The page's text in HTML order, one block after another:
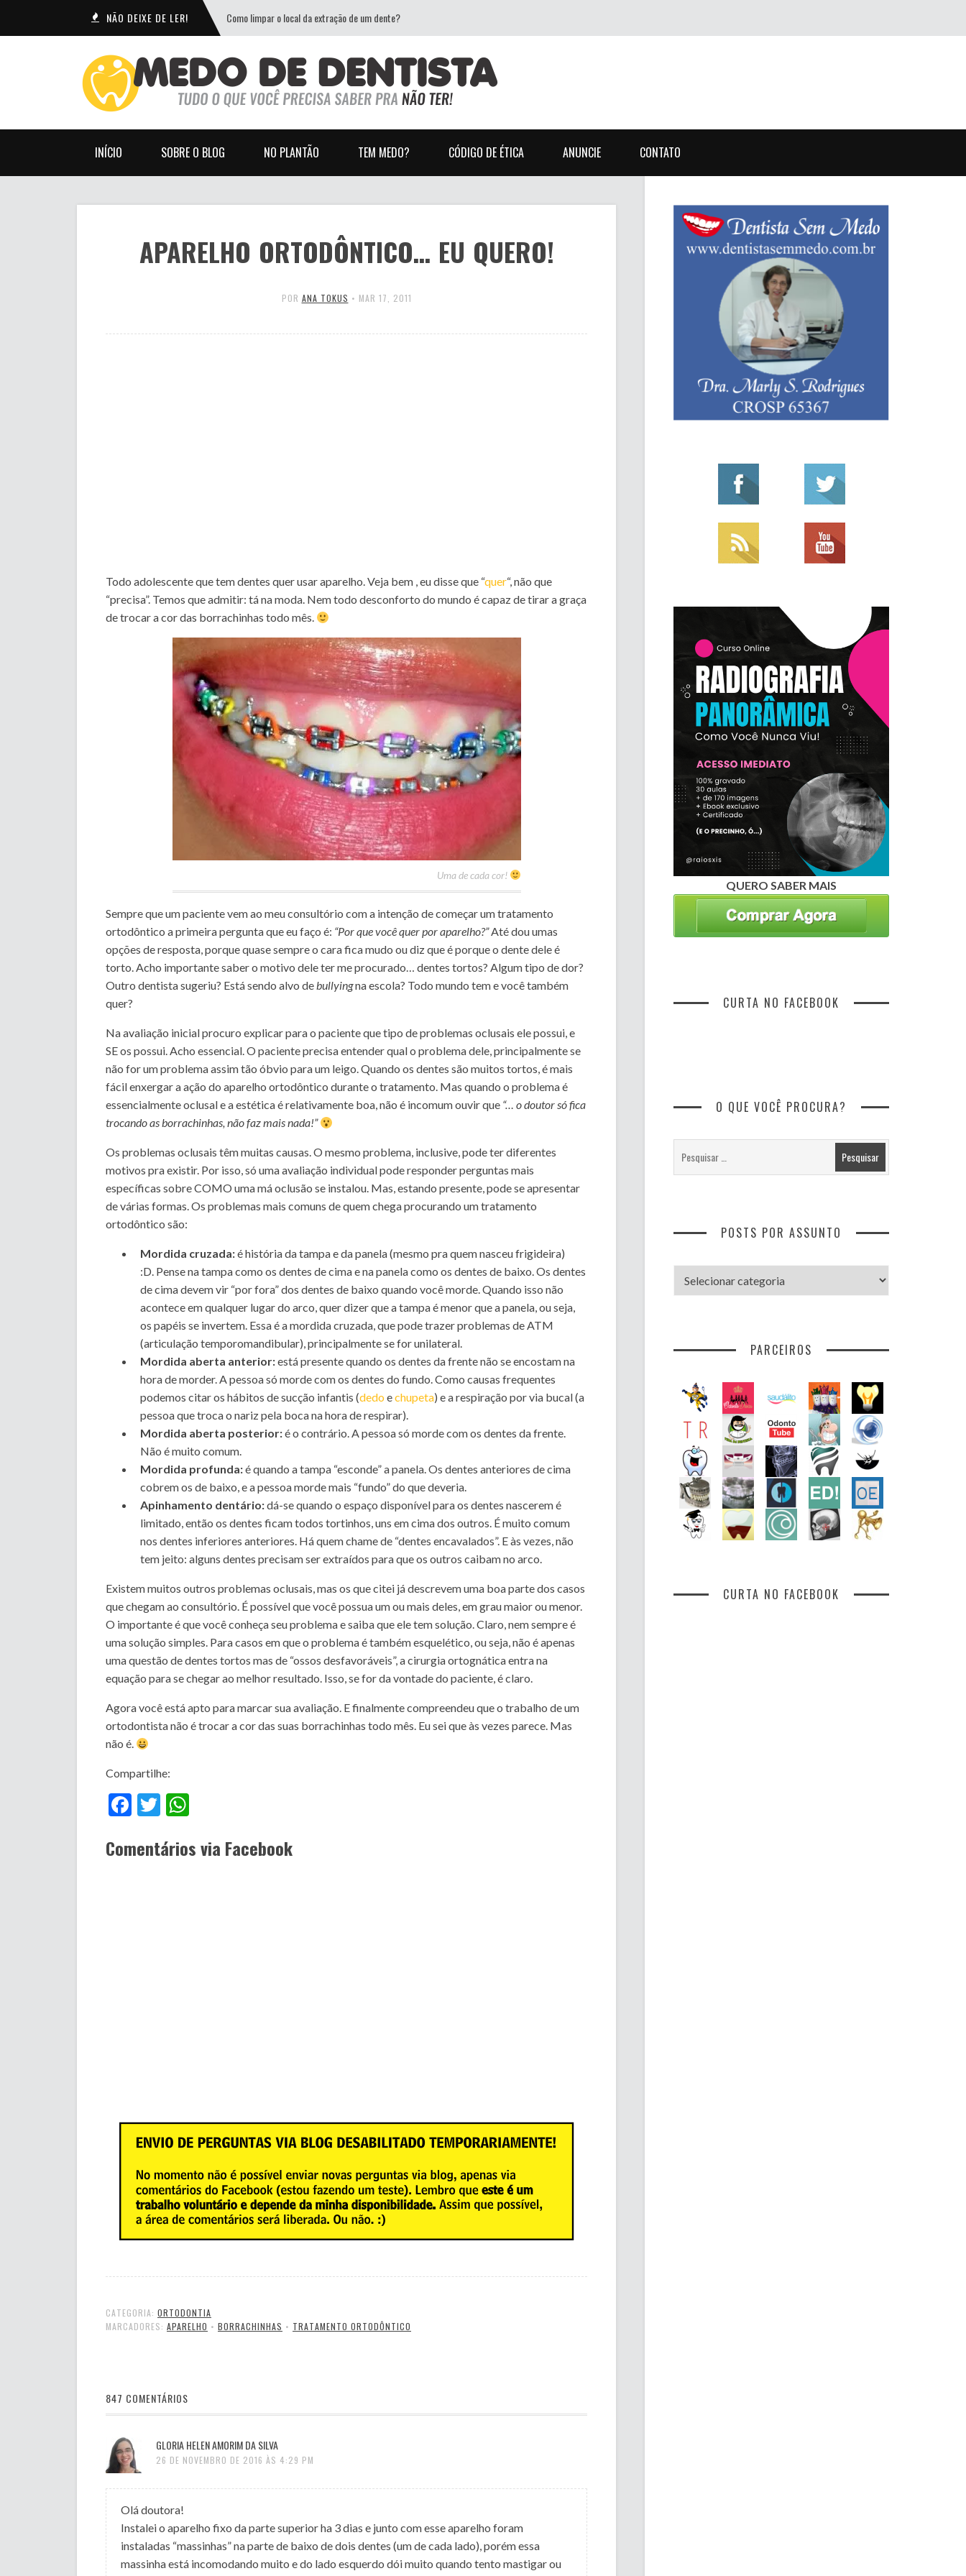
NÃO DEIXE DE LER! Como limpar o local da extração de um dente?
INÍCIO SOBRE O BLOG NO PLANTÃO TEM MEDO? CÓDIGO DE ÉTICA ANUNCIE CONTATO
APARELHO ORTODÔNTICO… EU QUERO!
POR ANA TOKUS • MAR 17, 2011
Todo adolescente que tem dentes quer usar aparelho. Veja bem , eu disse que “quer“, não que
“precisa”. Temos que admitir: tá na moda. Nem todo desconforto do mundo é capaz de tirar a graça
de trocar a cor das borrachinhas todo mês.
Uma de cada cor!
Sempre que um paciente vem ao meu consultório com a intenção de começar um tratamento
ortodôntico a primeira pergunta que eu faço é: “Por que você quer por aparelho?”Até dou umas
opções de resposta, porque quase sempre o cara fica mudo ou diz que é porque o dente dele é
torto. Acho importante saber o motivo dele ter me procurado… dentes tortos? Algum tipo de dor?
Outro dentista sugeriu? Está sendo alvo debullyingna escola? Todo mundo tem e você também
quer?
Na avaliação inicial procuro explicar para o paciente que tipo de problemas oclusais ele possui, e
SE os possui. Acho essencial. O paciente precisa entender qual o problema dele, principalmente se
não for um problema assim tão óbvio para um leigo. Quando os dentes são muitos tortos, é mais
fácil enxergar a ação do aparelho ortodôntico durante o tratamento. Mas quando o problema é
essencialmente oclusal e a estética é relativamente boa, não é incomum ouvir que “… o doutor só fica
trocando as borrachinhas, não faz mais nada!”
Os problemas oclusais têm muitas causas. O mesmo problema, inclusive, pode ter diferentes
motivos pra existir. Por isso, só uma avaliação individual pode responder perguntas mais
específicas sobre COMO uma má oclusão se instalou. Mas, estando presente, pode se apresentar
de várias formas. Os problemas mais comuns de quem chega procurando um tratamento
ortodôntico são:
Mordida cruzada:é história da tampa e da panela (mesmo pra quem nasceu frigideira)
:D. Pense na tampa como os dentes de cima e na panela como os dentes de baixo. Os dentes
de cima devem vir “por fora” dos dentes de baixo quando você morde. Quando isso não
acontece em qualquer lugar do arco, quer dizer que a tampa é menor que a panela, ou seja,
os papéis se invertem. Essa é a mordida cruzada, que pode trazer problemas de ATM
(articulação temporomandibular), principalmente se for unilateral.
Mordida aberta anterior:está presente quando os dentes da frente não se encostam na
hora de morder. A pessoa só morde com os dentes do fundo. Como causas frequentes
podemos citar os hábitos de sucção infantis (dedo echupeta) e a respiração por via bucal (a
pessoa que troca o nariz pela boca na hora de respirar).
Mordida aberta posterior:é o contrário. A pessoa só morde com os dentes da frente.
Não é muito comum.
Mordida profunda:é quando a tampa “esconde” a panela. Os dentes anteriores de cima
cobrem os de baixo, e a pessoa morde mais “fundo” do que deveria.
Apinhamento dentário:dá-se quando o espaço disponível para os dentes nascerem é
limitado, então os dentes ficam todos tortinhos, uns em cima dos outros. É muito comum
nos dentes inferiores anteriores. Há quem chame de “dentes encavalados”. E às vezes, não
tem jeito: alguns dentes precisam ser extraídos para que os outros caibam no arco.
Existem muitos outros problemas oclusais, mas os que citei já descrevem uma boa parte dos casos
que chegam ao consultório. É possível que você possua um ou mais deles, em grau maior ou menor.
O importante é que você conheça seu problema e saiba que ele tem solução. Claro, nem sempre é
uma solução simples. Para casos em que o problema é também esquelético, ou seja, não é apenas
uma questão de dentes tortos mas de “ossos desfavoráveis”, a cirurgia ortognática entra na
equação para se chegar ao melhor resultado. Isso, se for da vontade do paciente, é claro.
Agora você está apto para marcar sua avaliação. E finalmente compreendeu que o trabalho de um
ortodontista não é trocar a cor das suas borrachinhas todo mês. Eu sei que às vezes parece. Mas
não é.
Compartilhe:
Facebook
Twitter
Comentários via Facebook
CATEGORIA: ORTODONTIA
MARCADORES: APARELHO • BORRACHINHAS • TRATAMENTO ORTODÔNTICO
847 COMENTÁRIOS
GLORIA HELEN AMORIM DA SILVA
26 DE NOVEMBRO DE 2016 ÀS 4:29 PM
Olá doutora!
Instalei o aparelho fixo da parte superior ha 3 dias e junto com esse aparelho foram
instaladas “massinhas” na parte de baixo de dois dentes (um de cada lado), porém essa
massinha está incomodando muito e do lado esquerdo dói muito quando tento mastigar ou
QUERO SABER MAIS
CURTA NO FACEBOOK
O QUE VOCÊ PROCURA?
POSTS POR ASSUNTO
por
PARCEIROS
CURTA NO FACEBOOK